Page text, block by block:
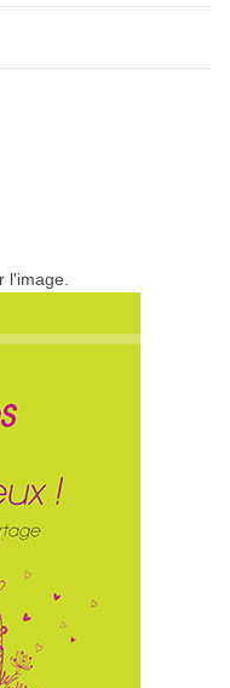
l'image.